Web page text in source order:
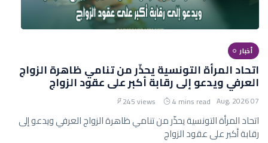
أخبار
اتحاد المرأة التونسية يحذّر من تنامي ظاهرة الزواج
العرفي ويدعو إلى رقابة أكبر على عقود الزواج
07 Aug, 2026
4 mins read
245 views
اتحاد المرأة التونسية يحذّر من تنامي ظاهرة الزواج العرفي ويدعو إلى
رقابة أكبر على عقود الزواج